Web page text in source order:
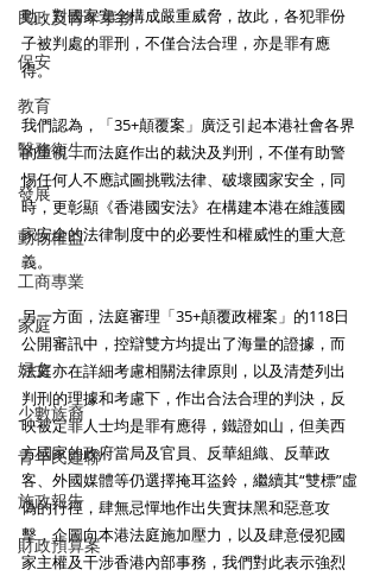
民政及青年事務
保安
教育
醫務衛生
發展
動物權益
工商專業
家庭
婦女
少數族裔
青年民建聯
施政報告
財政預算案
動，對國家安全構成嚴重威脅，故此，各犯罪份
子被判處的罪刑，不僅合法合理，亦是罪有應
得。
我們認為，「35+顛覆案」廣泛引起本港社會各界
的重視，而法庭作出的裁決及判刑，不僅有助警
惕任何人不應試圖挑戰法律、破壞國家安全，同
時，更彰顯《香港國安法》在構建本港在維護國
家安全的法律制度中的必要性和權威性的重大意
義。
另一方面，法庭審理「35+顛覆政權案」的118日
公開審訊中，控辯雙方均提出了海量的證據，而
法庭亦在詳細考慮相關法律原則，以及清楚列出
判刑的理據和考慮下，作出合法合理的判決，反
映被定罪人士均是罪有應得，鐵證如山，但美西
方國家的政府當局及官員、反華組織、反華政
客、外國媒體等仍選擇掩耳盜鈴，繼續其“雙標”虛
偽的行徑，肆無忌憚地作出失實抹黑和惡意攻
擊，企圖向本港法庭施加壓力，以及肆意侵犯國
家主權及干涉香港內部事務，我們對此表示強烈